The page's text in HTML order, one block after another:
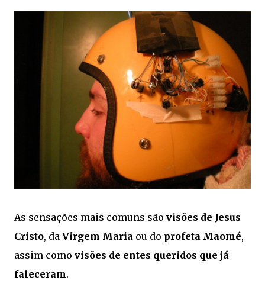
As sensações mais comuns são visões de Jesus
Cristo, da Virgem Maria ou do profeta Maomé,
assim como visões de entes queridos que já
faleceram.